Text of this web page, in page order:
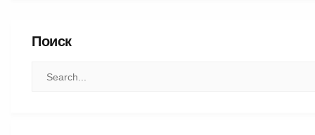
Поиск